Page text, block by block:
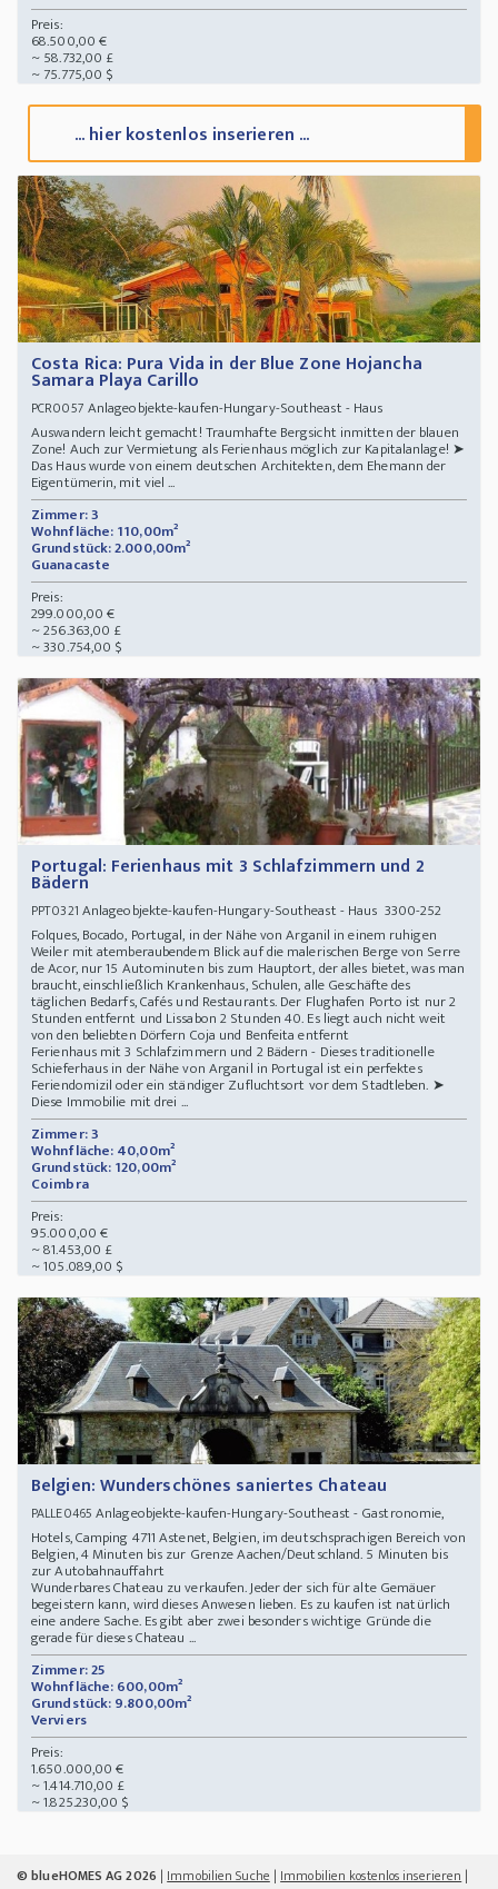
Preis:
68.500,00 €
~ 58.732,00 £
~ 75.775,00 $
... hier kostenlos inserieren ...
Costa Rica: Pura Vida in der Blue Zone Hojancha
Samara Playa Carillo
PCR0057 Anlageobjekte-kaufen-Hungary-Southeast - Haus
Auswandern leicht gemacht! Traumhafte Bergsicht inmitten der blauen
Zone! Auch zur Vermietung als Ferienhaus möglich zur Kapitalanlage! ➤
Das Haus wurde von einem deutschen Architekten, dem Ehemann der
Eigentümerin, mit viel ...
Zimmer: 3
Wohnfläche: 110,00m²
Grundstück: 2.000,00m²
Guanacaste
Preis:
299.000,00 €
~ 256.363,00 £
~ 330.754,00 $
Portugal: Ferienhaus mit 3 Schlafzimmern und 2
Bädern
PPT0321 Anlageobjekte-kaufen-Hungary-Southeast - Haus 3300-252
Folques, Bocado, Portugal, in der Nähe von Arganil in einem ruhigen
Weiler mit atemberaubendem Blick auf die malerischen Berge von Serre
de Acor, nur 15 Autominuten bis zum Hauptort, der alles bietet, was man
braucht, einschließlich Krankenhaus, Schulen, alle Geschäfte des
täglichen Bedarfs, Cafés und Restaurants. Der Flughafen Porto ist nur 2
Stunden entfernt und Lissabon 2 Stunden 40. Es liegt auch nicht weit
von den beliebten Dörfern Coja und Benfeita entfernt
Ferienhaus mit 3 Schlafzimmern und 2 Bädern - Dieses traditionelle
Schieferhaus in der Nähe von Arganil in Portugal ist ein perfektes
Feriendomizil oder ein ständiger Zufluchtsort vor dem Stadtleben. ➤
Diese Immobilie mit drei ...
Zimmer: 3
Wohnfläche: 40,00m²
Grundstück: 120,00m²
Coimbra
Preis:
95.000,00 €
~ 81.453,00 £
~ 105.089,00 $
Belgien: Wunderschönes saniertes Chateau
PALLE0465 Anlageobjekte-kaufen-Hungary-Southeast - Gastronomie,
Hotels, Camping 4711 Astenet, Belgien, im deutschsprachigen Bereich von
Belgien, 4 Minuten bis zur Grenze Aachen/Deutschland. 5 Minuten bis
zur Autobahnauffahrt
Wunderbares Chateau zu verkaufen. Jeder der sich für alte Gemäuer
begeistern kann, wird dieses Anwesen lieben. Es zu kaufen ist natürlich
eine andere Sache. Es gibt aber zwei besonders wichtige Gründe die
gerade für dieses Chateau ...
Zimmer: 25
Wohnfläche: 600,00m²
Grundstück: 9.800,00m²
Verviers
Preis:
1.650.000,00 €
~ 1.414.710,00 £
~ 1.825.230,00 $
© blueHOMES AG 2026 |Immobilien Suche|Immobilien kostenlos inserieren|